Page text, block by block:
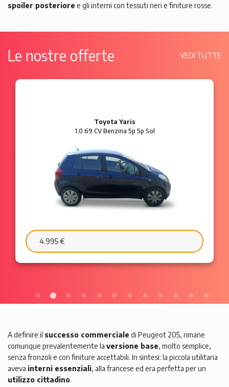
spoiler posteriore e gli interni con tessuti neri e finiture rosse.
Le nostre offerte VEDI TUTTE
Ford Ka
1.2 8V 69 CV Benzina 3p Plus
6.595 €
A definire il successo commerciale di Peugeot 205, rimane
comunque prevalentemente la versione base, molto semplice,
senza fronzoli e con finiture accettabili. In sintesi: la piccola utilitaria
aveva interni essenziali, alla francese ed era perfetta per un
utilizzo cittadino.